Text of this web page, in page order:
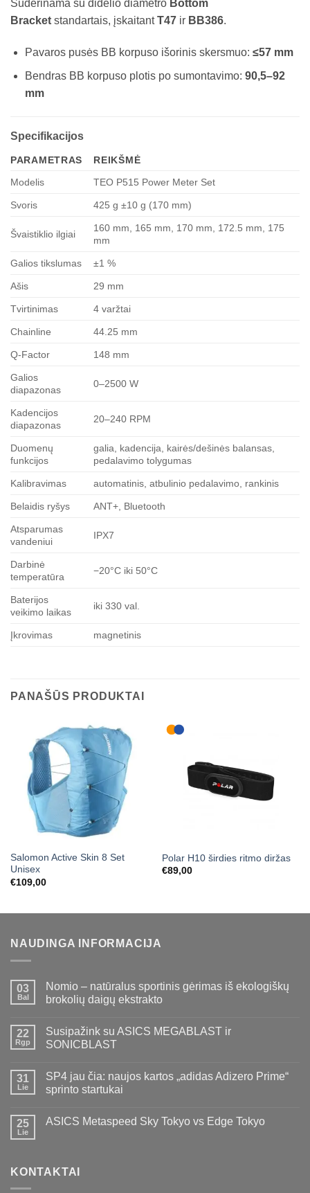
Suderinama su didelio diametro Bottom
Bracket standartais, įskaitantT47 ir BB386.
Pavaros pusės BB korpuso išorinis skersmuo: ≤57 mm
Bendras BB korpuso plotis po sumontavimo: 90,5–92
mm
Specifikacijos
PARAMETRAS
REIKŠMĖ
Modelis
TEO P515 Power Meter Set
Svoris 425 g ±10 g (170 mm)
Švaistiklio ilgiai
160 mm, 165 mm, 170 mm, 172.5 mm, 175
mm
Galios tikslumas ±1 %
Ašis 29 mm
Tvirtinimas 4 varžtai
Chainline 44.25 mm
Q-Factor 148 mm
Galios
diapazonas
0–2500 W
Kadencijos
diapazonas
20–240 RPM
Duomenų
funkcijos
galia, kadencija, kairės/dešinės balansas,
pedalavimo tolygumas
Kalibravimas automatinis, atbulinio pedalavimo, rankinis
Belaidis ryšys ANT+, Bluetooth
Atsparumas
vandeniui
IPX7
Darbinė
temperatūra
−20°C iki 50°C
Baterijos
veikimo laikas
iki 330 val.
Įkrovimas magnetinis
PANAŠŪS PRODUKTAI
Salomon Active Skin 8 Set
Unisex
€109,00
Polar H10 širdies ritmo diržas
€89,00
NAUDINGA INFORMACIJA
03
Bal
Nomio – natūralus sportinis gėrimas iš ekologiškų
brokolių daigų ekstrakto
22
Rgp
Susipažink su ASICS MEGABLAST ir
SONICBLAST
31
Lie
SP4 jau čia: naujos kartos „adidas Adizero Prime“
sprinto startukai
25
Lie
ASICS Metaspeed Sky Tokyo vs Edge Tokyo
KONTAKTAI